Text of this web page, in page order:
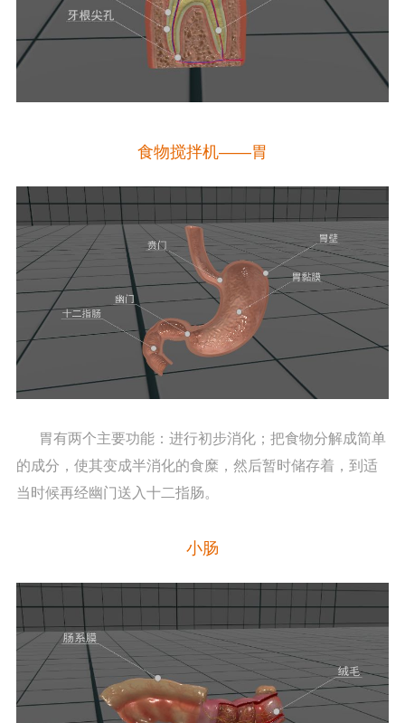
食物搅拌机——胃
胃有两个主要功能：进行初步消化；把食物分解成简单
的成分，使其变成半消化的食糜，然后暂时储存着，到适
当时候再经幽门送入十二指肠。
小肠